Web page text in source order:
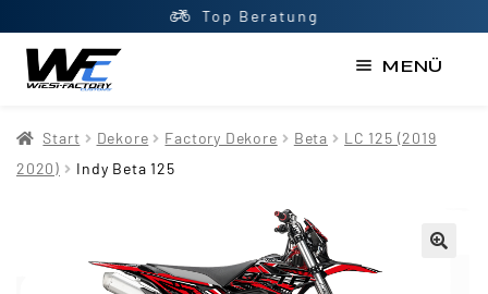
Top Beratung
MENÜ
AGB
Start Dekore Factory Dekore Beta
LC 125 (2019
2020)
Indy Beta 125